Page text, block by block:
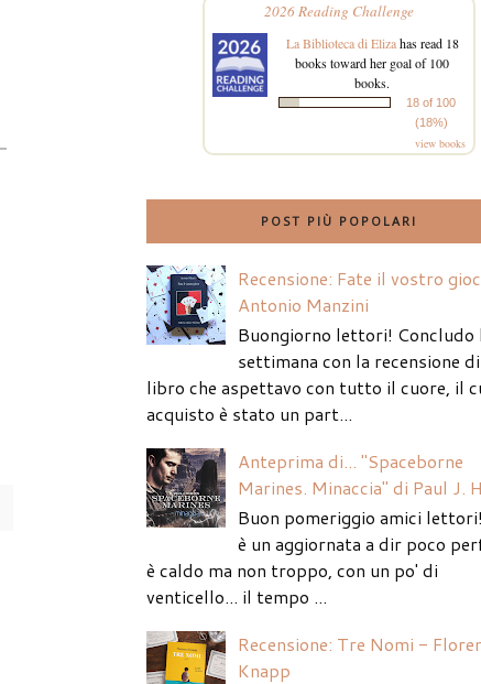
2026 Reading Challenge
La Biblioteca di Elizahas read 18
books toward her goal of 100
books.
18 of 100
(18%)
view books
POST PIÙ POPOLARI
Recensione: Fate il vostro
Antonio Manzini
Buongiorno lettori! Concludo
settimana con la recensione
libro che aspettavo con tutto il cuore, il
acquisto è stato un part...
Anteprima di... "Spaceborne
Marines. Minaccia" di Paul J.
Buon pomeriggio amici
è un aggiornata a dir poco
è caldo ma non troppo, con un po' di
venticello... il tempo ...
Recensione: Tre Nomi -
Knapp